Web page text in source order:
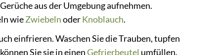
aus der Umgebung aufnehmen.
wieZwiebelnoderKnoblauch.
einfrieren. Waschen Sie die Trauben, tupfen
Sie sie in einenGefrierbeutel umfüllen.